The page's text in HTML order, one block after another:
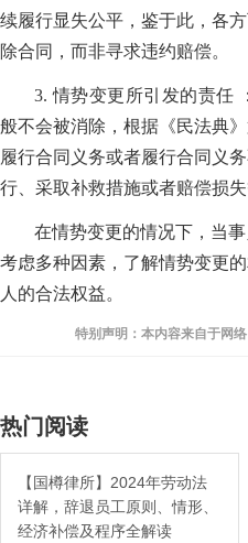
续履行显失公平，鉴于此，各
除合同，而非寻求违约赔偿。
3. 情势变更所引发的责任
般不会被消除，根据《民法典
履行合同义务或者履行合同义
行、采取补救措施或者赔偿损失
在情势变更的情况下，当
考虑多种因素，了解情势变更
人的合法权益。
特别声明：本内容来自于网
热门阅读
【国樽律所】2024年劳动法
详解，辞退员工原则、情形、
经济补偿及程序全解读